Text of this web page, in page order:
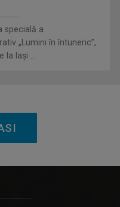
...
specială a
„Lumini în întuneric”,
Iași ...